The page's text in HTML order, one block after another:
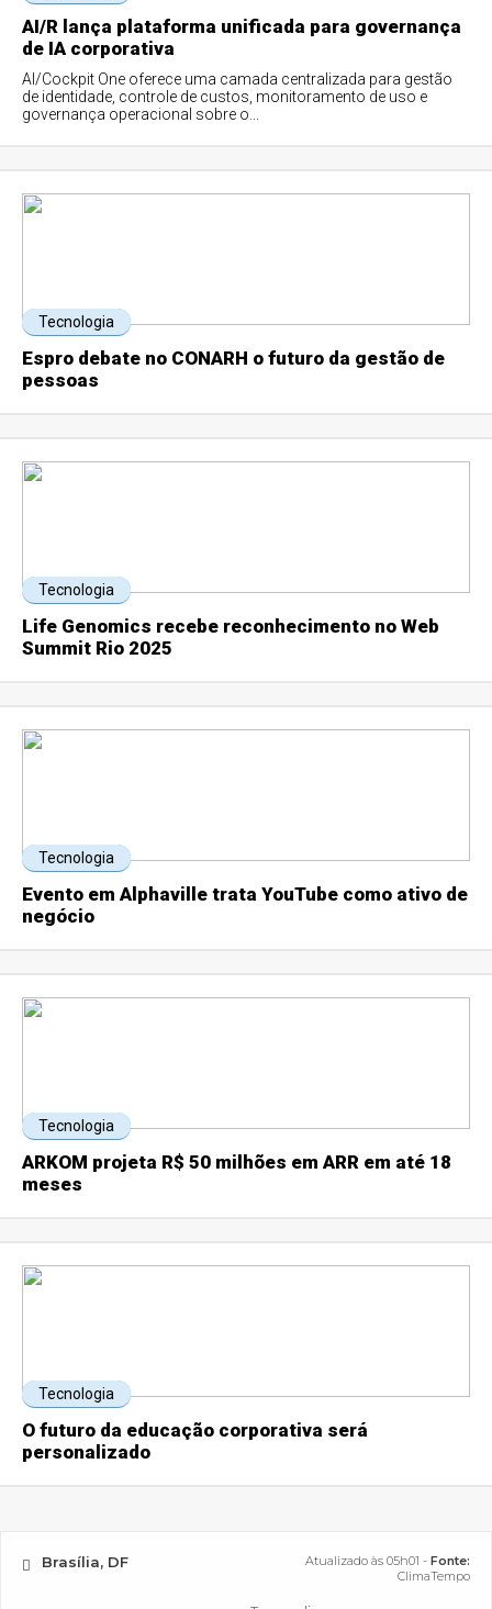
AI/R lança plataforma unificada para governança
de IA corporativa
AI/Cockpit One oferece uma camada centralizada para gestão
de identidade, controle de custos, monitoramento de uso e
governança operacional sobre o...
Tecnologia
Espro debate no CONARH o futuro da gestão de
pessoas
Tecnologia
Life Genomics recebe reconhecimento no Web
Summit Rio 2025
Tecnologia
Evento em Alphaville trata YouTube como ativo de
negócio
Tecnologia
ARKOM projeta R$ 50 milhões em ARR em até 18
meses
Tecnologia
O futuro da educação corporativa será
personalizado
Brasília, DF Atualizado às 05h01 - Fonte:
ClimaTempo